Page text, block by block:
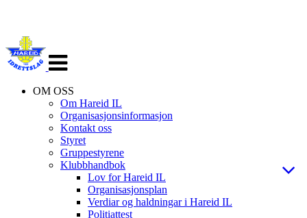
navigasjon
OM OSS
Om Hareid IL
Organisasjonsinformasjon
Kontakt oss
Styret
Gruppestyrene
Klubbhandbok
Lov for Hareid IL
Organisasjonsplan
Verdiar og haldningar i Hareid IL
Politiattest